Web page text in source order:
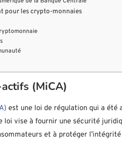
pour les crypto-monnaies
(MiCA)
est une loi de régulation qui a été
vise à fournir une sécurité
et à protéger